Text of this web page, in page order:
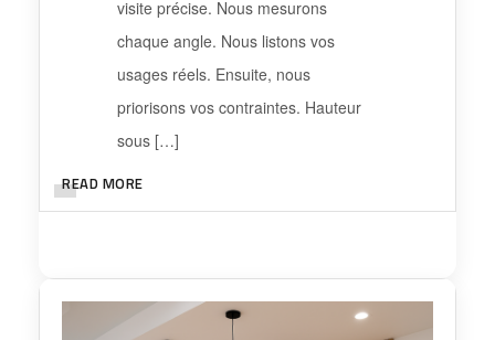
visite précise. Nous mesurons
chaque angle. Nous listons vos
usages réels. Ensuite, nous
priorisons vos contraintes. Hauteur
sous […]
READ MORE